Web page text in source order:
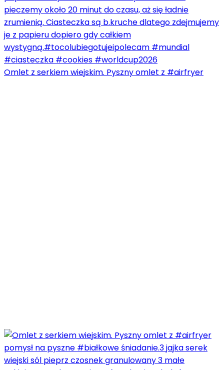
Omlet z serkiem wiejskim. Pyszny omlet z #airfryer